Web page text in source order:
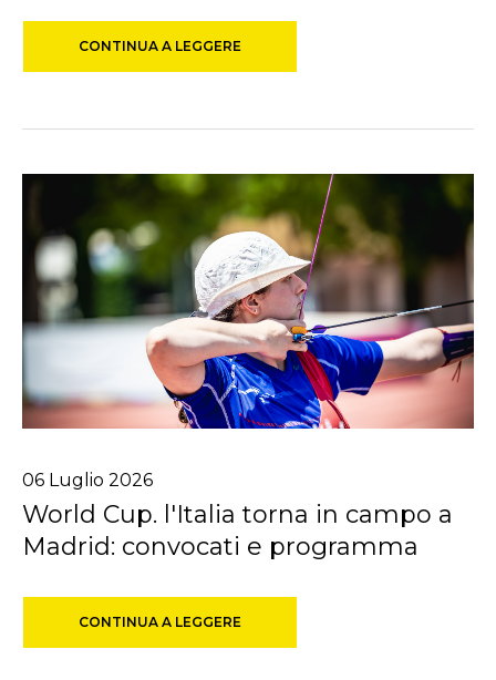
CONTINUA A LEGGERE
06 Luglio 2026
World Cup. l'Italia torna in campo a
Madrid: convocati e programma
CONTINUA A LEGGERE